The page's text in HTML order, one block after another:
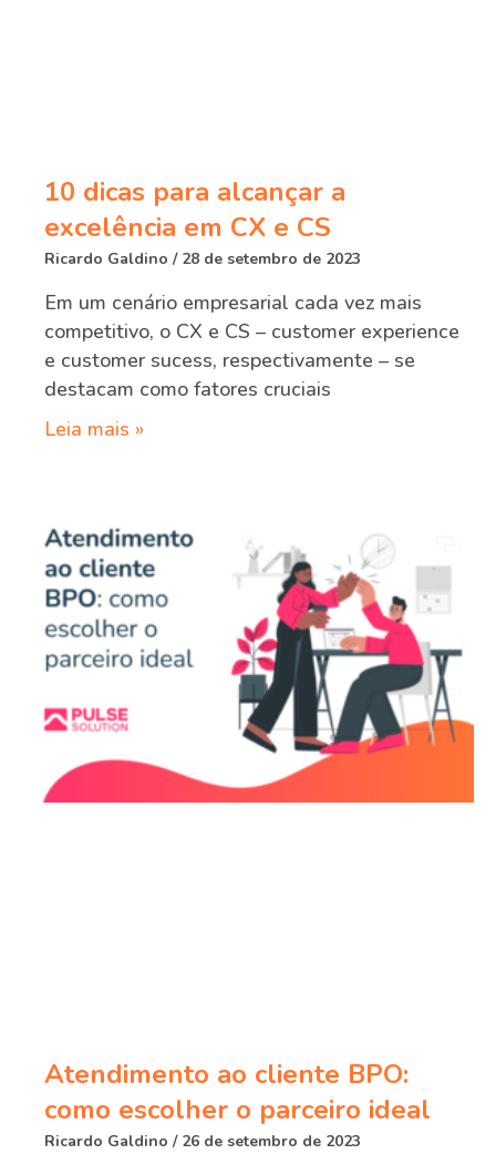
10 dicas para alcançar a
excelência em CX e CS
Ricardo Galdino 28 de setembro de 2023
Em um cenário empresarial cada vez mais
competitivo, o CX e CS – customer experience
e customer sucess, respectivamente – se
destacam como fatores cruciais
Leia mais »
Atendimento ao cliente BPO:
como escolher o parceiro ideal
Ricardo Galdino 26 de setembro de 2023